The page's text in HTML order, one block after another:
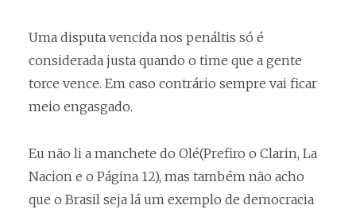
Uma disputa vencida nos penáltis só é
considerada justa quando o time que a gente
torce vence. Em caso contrário sempre vai ficar
meio engasgado.
Eu não li a manchete do Olé(Prefiro o Clarin, La
Nacion e o Página 12), mas também não acho
que o Brasil seja lá um exemplo de democracia